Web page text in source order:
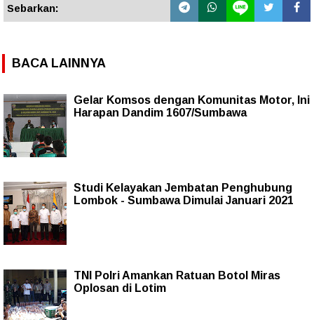
Sebarkan:
BACA LAINNYA
Gelar Komsos dengan Komunitas Motor, Ini
Harapan Dandim 1607/Sumbawa
Studi Kelayakan Jembatan Penghubung
Lombok - Sumbawa Dimulai Januari 2021
TNI Polri Amankan Ratuan Botol Miras
Oplosan di Lotim